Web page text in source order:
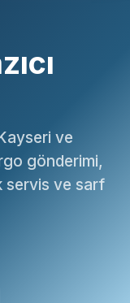
ve
gönderimi,
servis ve sarf